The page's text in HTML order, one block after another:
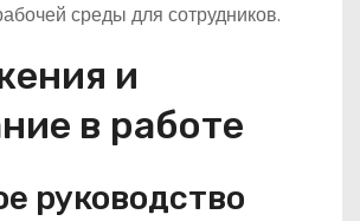
среды для сотрудников.
и
в работе
руководство